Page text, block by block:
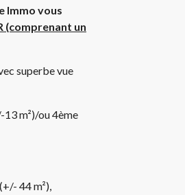
Immo vous
(comprenant un
superbe vue
m²)/ou 4ème
44 m²),